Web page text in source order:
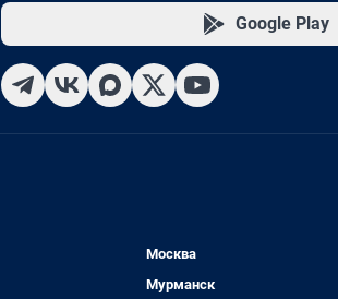
Google Play
Москва
Мурманск